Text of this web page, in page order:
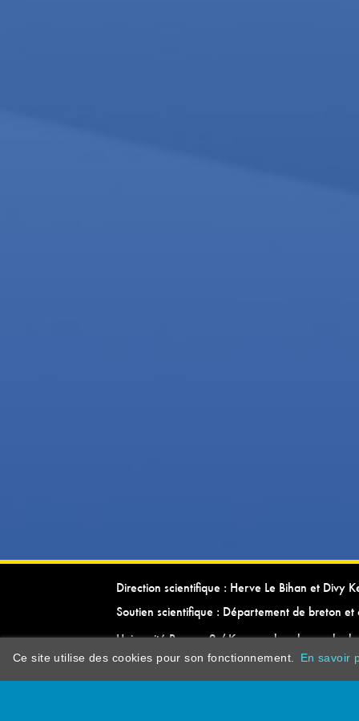
Direction scientifique : Herve Le Bihan et Divy
Soutien scientifique : Département de breton et
Université Rennes 2 / Kevrenn brezhoneg ha
Ce site utilise des cookies pour son fonctionnement. En savoir